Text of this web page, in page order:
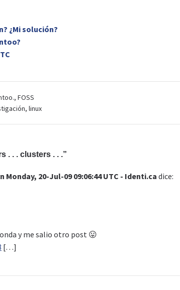
¿Mi solución?
, FOSS
, linux
. . . clusters . . .”
20-Jul-09 09:06:44 UTC - Identi.ca dice:
y me salio otro post 😛
[…]